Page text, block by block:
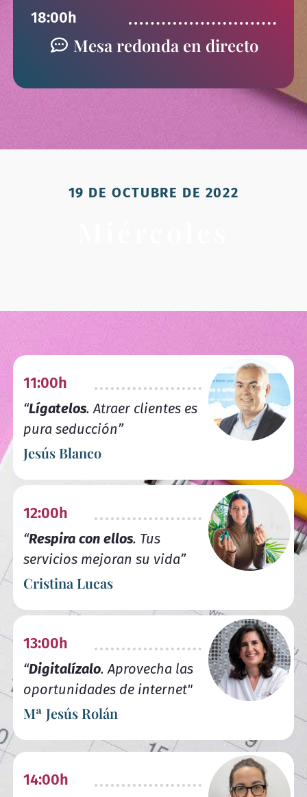
18:00h
Mesa redonda en directo
19 DE OCTUBRE DE 2022
11:00h
“Lígatelos. Atraer clientes es
pura seducción”
Jesús Blanco
12:00h
“Respira con ellos. Tus
servicios mejoran su vida”
Cristina Lucas
13:00h
“Digitalízalo. Aprovecha las
oportunidades de internet"
Mª Jesús Rolán
14:00h